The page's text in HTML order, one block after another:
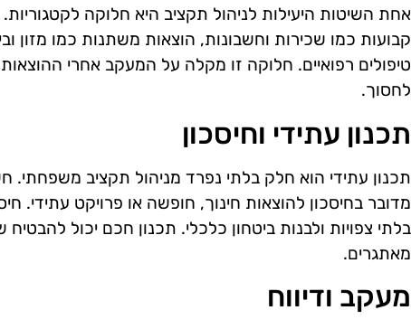
אחת השיטות היעילות לניהול תקציב היא חלוקה לקטגוריות.
קבועות כמו שכירות וחשבונות, הוצאות משתנות כמו מזון
טיפולים רפואיים. חלוקה זו מקלה על המעקב אחרי
לחסוך.
תכנון עתידי וחיסכון
תכנון עתידי הוא חלק בלתי נפרד מניהול תקציב משפחתי.
מדובר בחיסכון להוצאות חינוך, חופשה או פרויקט עתידי.
בלתי צפויות ולבנות ביטחון כלכלי. תכנון חכם יכול
מאתגרים.
מעקב ודיווח